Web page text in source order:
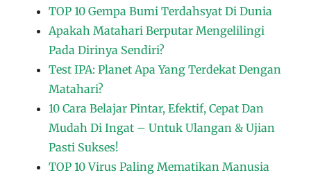
TOP 10 Gempa Bumi Terdahsyat Di Dunia
Apakah Matahari Berputar Mengelilingi
Pada Dirinya Sendiri?
Test IPA: Planet Apa Yang Terdekat Dengan
Matahari?
10 Cara Belajar Pintar, Efektif, Cepat Dan
Mudah Di Ingat – Untuk Ulangan & Ujian
Pasti Sukses!
TOP 10 Virus Paling Mematikan Manusia